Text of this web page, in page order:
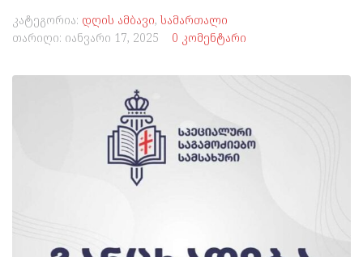
კატეგორია: დღის ამბავი, სამართალი
თარიღი: იანვარი 17, 2025 0 კომენტარი